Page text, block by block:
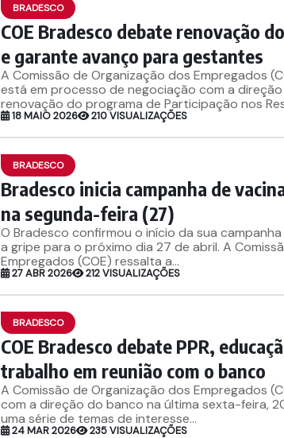
BRADESCO
COE Bradesco debate renovação
e garante avanço para gestantes
A Comissão de Organização dos Empregados
está em processo de negociação com a
renovação do programa de Participação nos
18 MAIO 2026 210 VISUALIZAÇÕES
BRADESCO
Bradesco inicia campanha de
na segunda-feira (27)
O Bradesco confirmou o início da sua
a gripe para o próximo dia 27 de abril. A
Empregados (COE) ressalta a...
27 ABR 2026 212 VISUALIZAÇÕES
BRADESCO
COE Bradesco debate PPR,
trabalho em reunião com o banco
A Comissão de Organização dos Empregados
com a direção do banco na última sexta-feira,
uma série de temas de interesse...
24 MAR 2026 235 VISUALIZAÇÕES